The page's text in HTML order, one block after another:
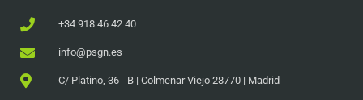
+34 918 46 42 40
info@psgn.es
C/ Platino, 36 - B | Colmenar Viejo 28770 | Madrid